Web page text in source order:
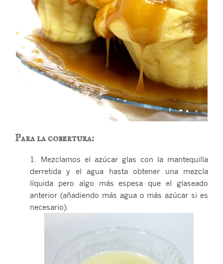
Para la cobertura:
1. Mezclamos el azúcar glas con la mantequilla
derretida y el agua hasta obtener una mezcla
líquida pero algo más espesa que el glaseado
anterior (añadiendo más agua o más azúcar si es
necesario).